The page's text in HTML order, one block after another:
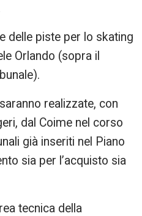
delle piste per lo skating
Orlando (sopra il
realizzate, con
dal Coime nel corso
già inseriti nel Piano
sia per l’acquisto sia
tecnica della